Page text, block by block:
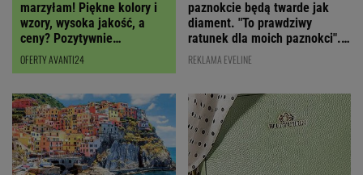
marzyłam! Piękne kolory i
wzory, wysoka jakość, a
ceny? Pozytywnie
zaskakują!
OFERTY AVANTI24
paznokcie będą twarde jak
diament. "To prawdziwy
ratunek dla moich paznokci".
Cena? Niska!
REKLAMA EVELINE